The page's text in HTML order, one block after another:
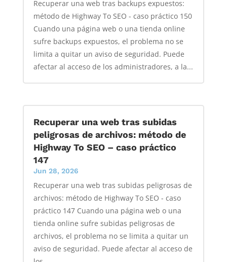
Recuperar una web tras backups expuestos:
método de Highway To SEO - caso práctico 150
Cuando una página web o una tienda online
sufre backups expuestos, el problema no se
limita a quitar un aviso de seguridad. Puede
afectar al acceso de los administradores, a la...
Recuperar una web tras subidas
peligrosas de archivos: método de
Highway To SEO – caso práctico
147
Jun 28, 2026
Recuperar una web tras subidas peligrosas de
archivos: método de Highway To SEO - caso
práctico 147 Cuando una página web o una
tienda online sufre subidas peligrosas de
archivos, el problema no se limita a quitar un
aviso de seguridad. Puede afectar al acceso de